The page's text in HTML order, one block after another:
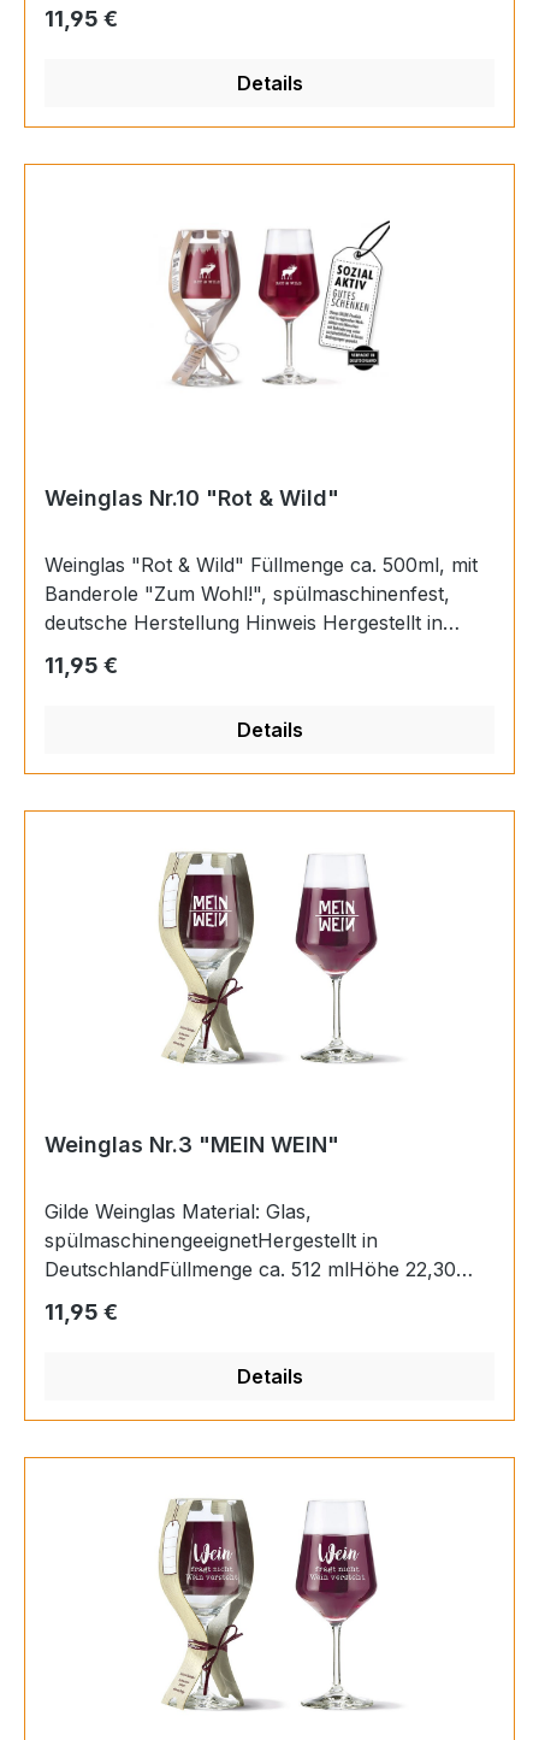
Regulärer Preis:
11,95 €
Details
Weinglas Nr.10 "Rot & Wild"
Weinglas "Rot & Wild" Füllmenge ca. 500ml, mit
Banderole "Zum Wohl!", spülmaschinenfest,
deutsche Herstellung Hinweis Hergestellt in
Glas Höhe 22,3 cm Durchmesser 9,2 cm EAN
Regulärer Preis:
11,95 €
Details
Weinglas Nr.3 "MEIN WEIN"
Gilde Weinglas Material: Glas,
spülmaschinengeeignetHergestellt in
DeutschlandFüllmenge ca. 512 mlHöhe 22,30
Regulärer Preis:
11,95 €
Details